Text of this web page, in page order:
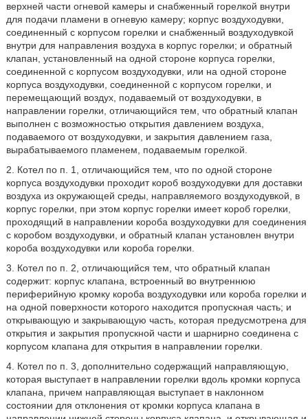
верхней части огневой камеры и снабженный горелкой внутри
для подачи пламени в огневую камеру; корпус воздуходувки,
соединенный с корпусом горелки и снабженный воздуходувкой
внутри для направления воздуха в корпус горелки; и обратный
клапан, установленный на одной стороне корпуса горелки,
соединенной с корпусом воздуходувки, или на одной стороне
корпуса воздуходувки, соединенной с корпусом горелки, и
перемещающий воздух, подаваемый от воздуходувки, в
направлении горелки, отличающийся тем, что обратный клапан
выполнен с возможностью открытия давлением воздуха,
подаваемого от воздуходувки, и закрытия давлением газа,
вырабатываемого пламенем, подаваемым горелкой.
2. Котел по п. 1, отличающийся тем, что по одной стороне
корпуса воздуходувки проходит короб воздуходувки для доставки
воздуха из окружающей среды, направляемого воздуходувкой, в
корпус горелки, при этом корпус горелки имеет короб горелки,
проходящий в направлении короба воздуходувки для соединения
с коробом воздуходувки, и обратный клапан установлен внутри
короба воздуходувки или короба горелки.
3. Котел по п. 2, отличающийся тем, что обратный клапан
содержит: корпус клапана, встроенный во внутреннюю
периферийную кромку короба воздуходувки или короба горелки и
на одной поверхности которого находится пропускная часть; и
открывающую и закрывающую часть, которая предусмотрена для
открытия и закрытия пропускной части и шарнирно соединена с
корпусом клапана для открытия в направлении горелки.
4. Котел по п. 3, дополнительно содержащий направляющую,
которая выступает в направлении горелки вдоль кромки корпуса
клапана, причем направляющая выступает в наклонном
состоянии для отклонения от кромки корпуса клапана в